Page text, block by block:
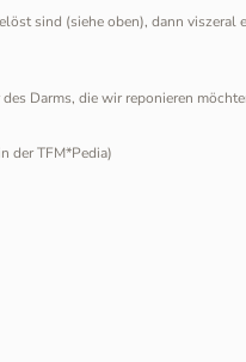
sind (siehe oben), dann viszeral
Darms, die wir reponieren
der TFM*Pedia)